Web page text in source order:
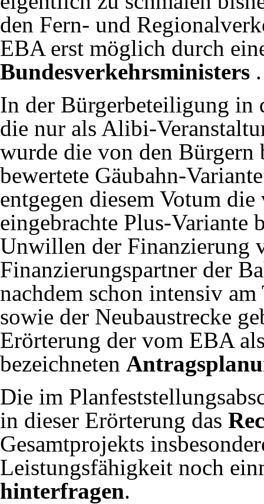
den Fern- und
EBA erst möglich durch
Bundesverkehrsministers .
In der Bürgerbeteiligung in
die nur als Alibi-
wurde die von den
bewertete Gäubahn-
entgegen diesem Votum
eingebrachte Plus-Variante
Unwillen der Finanzierung
Finanzierungspartner der
nachdem schon intensiv
sowie der Neubaustrecke
Erörterung der vom EBA
bezeichneten
Die im
in dieser Erörterung das
Gesamtprojekts
Leistungsfähigkeit noch
hinterfragen.